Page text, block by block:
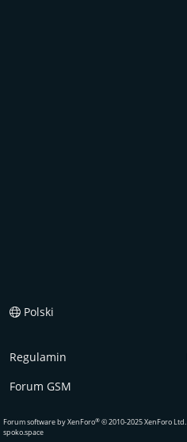
Polski
Regulamin
Forum GSM
Forum software by XenForo® © 2010-2025 XenForo Ltd.
spoko.space